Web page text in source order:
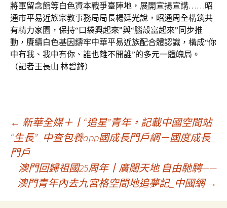
將軍留念館等白色資本戰爭臺陣地，展開宣揚宣講……昭
通市平易近族宗教事務局局長楊廷光說，昭通周全構筑共
有精力家園，保持“口袋興起來”與“腦殼富起來”同步推
動，賡續白色基因鑄牢中華平易近族配合體認識，構成“你
中有我、我中有你、誰也離不開誰”的多元一體魄局。
（記者王長山 林碧鋒）
文
章
導
← 新華全媒＋丨“追星”青年，記載中國空間站
“生長”_中查包養app國成長門戶網－國度成長
門戶
澳門回歸祖國25周年丨廣闊天地 自由馳騁——
澳門青年內去九宮格空間地追夢記_中國網 →